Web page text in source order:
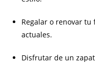
Regalar o renovar
actuales.
Disfrutar de un